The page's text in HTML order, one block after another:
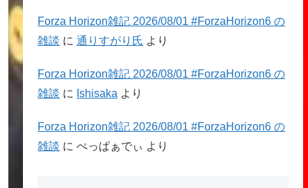
Forza Horizon雑記 2026/08/01 #ForzaHorizon6 の
雑談 に通りすがり氏 より
Forza Horizon雑記 2026/08/01 #ForzaHorizon6 の
雑談 に Ishisaka より
Forza Horizon雑記 2026/08/01 #ForzaHorizon6 の
雑談 にぺっぱぁでぃ より